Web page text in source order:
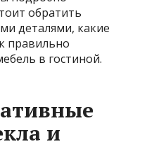
обратить
деталями, какие
правильно
в гостиной.
и